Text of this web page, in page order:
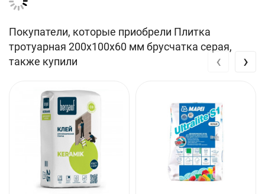
Ширина: 100 мм
Покупатели, которые приобрели Плитка
тротуарная 200x100x60 мм брусчатка серая,
также купили
‹ ›